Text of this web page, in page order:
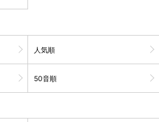
ます。
レンタル、購入、定額見放題の購入履歴の
と便利です。
人気順
50音順